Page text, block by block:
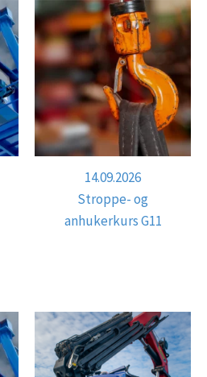
14.09.2026
Stroppe- og
anhukerkurs G11